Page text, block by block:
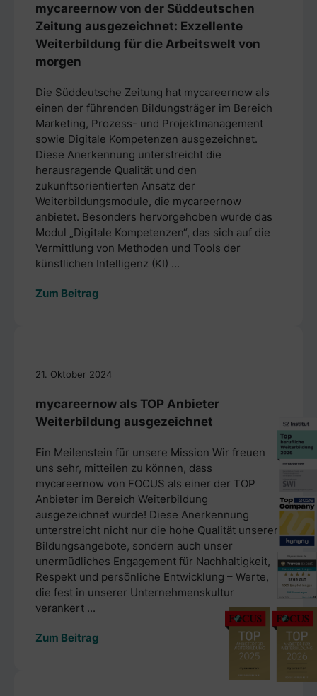
mycareernow von der Süddeutschen
Zeitung ausgezeichnet: Exzellente
Weiterbildung für die Arbeitswelt von
morgen
Die Süddeutsche Zeitung hat mycareernow als
einen der führenden Bildungsträger im Bereich
Marketing, Prozess- und Projektmanagement
sowie Digitale Kompetenzen ausgezeichnet.
Diese Anerkennung unterstreicht die
herausragende Qualität und den
zukunftsorientierten Ansatz der
Weiterbildungsmodule, die mycareernow
anbietet. Besonders hervorgehoben wurde das
Modul „Digitale Kompetenzen“, das sich auf die
Vermittlung von Methoden und Tools der
künstlichen Intelligenz (KI) ...
Zum Beitrag
21. Oktober 2024
mycareernow als TOP Anbieter
Weiterbildung ausgezeichnet
Ein Meilenstein für unsere Mission Wir freuen
uns sehr, mitteilen zu können, dass
mycareernow von FOCUS als einer der TOP
Anbieter im Bereich Weiterbildung
ausgezeichnet wurde! Diese Anerkennung
unterstreicht nicht nur die hohe Qualität unserer
Bildungsangebote, sondern auch unser
unermüdliches Engagement für Nachhaltigkeit,
Respekt und persönliche Entwicklung – Werte,
die fest in unserer Unternehmenskultur
verankert ...
Zum Beitrag